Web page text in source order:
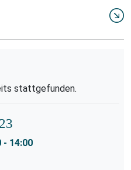
stattgefunden.
- 14:00